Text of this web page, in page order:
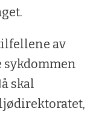
av
sykdommen
skal